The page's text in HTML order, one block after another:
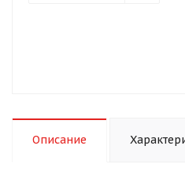
Описание